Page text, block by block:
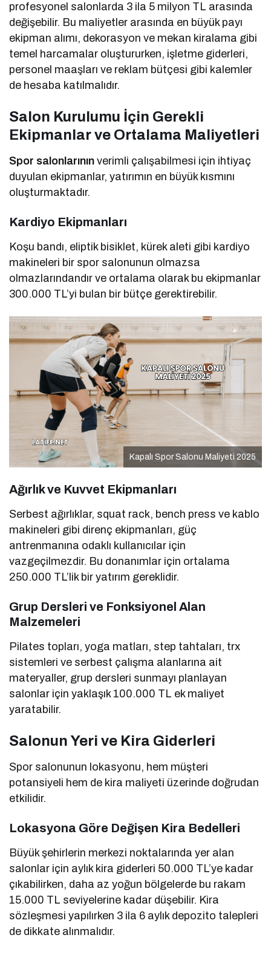
profesyonel salonlarda 3 ila 5 milyon TL arasında
değişebilir. Bu maliyetler arasında en büyük payı
ekipman alımı, dekorasyon ve mekan kiralama gibi
temel harcamalar oluştururken, işletme giderleri,
personel maaşları ve reklam bütçesi gibi kalemler
de hesaba katılmalıdır.
Salon Kurulumu İçin Gerekli
Ekipmanlar ve Ortalama Maliyetleri
Spor salonlarının verimli çalışabilmesi için ihtiyaç
duyulan ekipmanlar, yatırımın en büyük kısmını
oluşturmaktadır.
Kardiyo Ekipmanları
Koşu bandı, eliptik bisiklet, kürek aleti gibi kardiyo
makineleri bir spor salonunun olmazsa
olmazlarındandır ve ortalama olarak bu ekipmanlar
300.000 TL’yi bulan bir bütçe gerektirebilir.
Kapalı Spor Salonu Maliyeti 2025
Ağırlık ve Kuvvet Ekipmanları
Serbest ağırlıklar, squat rack, bench press ve kablo
makineleri gibi direnç ekipmanları, güç
antrenmanına odaklı kullanıcılar için
vazgeçilmezdir. Bu donanımlar için ortalama
250.000 TL’lik bir yatırım gereklidir.
Grup Dersleri ve Fonksiyonel Alan
Malzemeleri
Pilates topları, yoga matları, step tahtaları, trx
sistemleri ve serbest çalışma alanlarına ait
materyaller, grup dersleri sunmayı planlayan
salonlar için yaklaşık 100.000 TL ek maliyet
yaratabilir.
Salonun Yeri ve Kira Giderleri
Spor salonunun lokasyonu, hem müşteri
potansiyeli hem de kira maliyeti üzerinde doğrudan
etkilidir.
Lokasyona Göre Değişen Kira Bedelleri
Büyük şehirlerin merkezi noktalarında yer alan
salonlar için aylık kira giderleri 50.000 TL’ye kadar
çıkabilirken, daha az yoğun bölgelerde bu rakam
15.000 TL seviyelerine kadar düşebilir. Kira
sözleşmesi yapılırken 3 ila 6 aylık depozito talepleri
de dikkate alınmalıdır.